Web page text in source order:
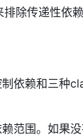
除传递性依赖
依赖和三种
范围。如果